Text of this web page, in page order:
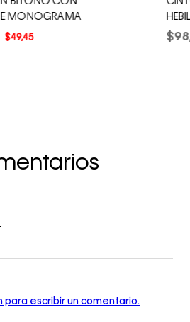
MONOGRAMA
$49,45 $98
para escribir un comentario.